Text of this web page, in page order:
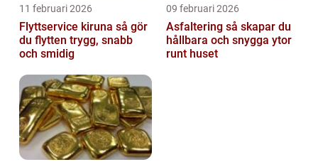
11 februari 2026
Flyttservice kiruna så gör
du flytten trygg, snabb
och smidig
09 februari 2026
Asfaltering så skapar du
hållbara och snygga ytor
runt huset